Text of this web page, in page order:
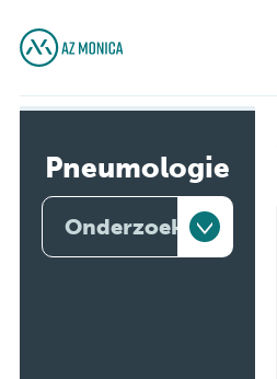
Pneumologie
Onderzoeken